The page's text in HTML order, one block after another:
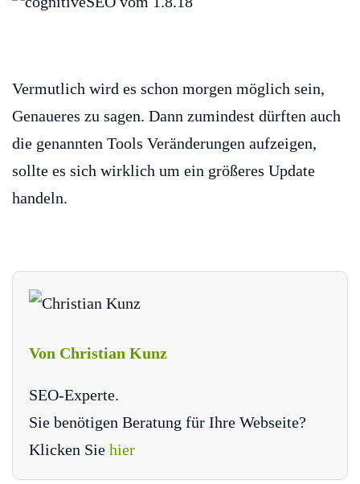
Vermutlich wird es schon morgen möglich sein,
Genaueres zu sagen. Dann zumindest dürften auch
die genannten Tools Veränderungen aufzeigen,
sollte es sich wirklich um ein größeres Update
handeln.
Von Christian Kunz
SEO-Experte.
Sie benötigen Beratung für Ihre Webseite?
Klicken Sie hier